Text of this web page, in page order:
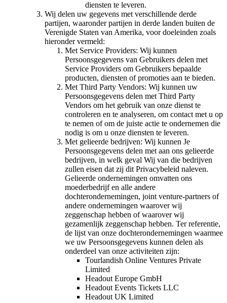
diensten te leveren.
Wij delen uw gegevens met verschillende derde
partijen, waaronder partijen in derde landen buiten de
Verenigde Staten van Amerika, voor doeleinden zoals
hieronder vermeld:
Met Service Providers: Wij kunnen
Persoonsgegevens van Gebruikers delen met
Service Providers om Gebruikers bepaalde
producten, diensten of promoties aan te bieden.
Met Third Party Vendors: Wij kunnen uw
Persoonsgegevens delen met Third Party
Vendors om het gebruik van onze dienst te
controleren en te analyseren, om contact met u op
te nemen of om de juiste actie te ondernemen die
nodig is om u onze diensten te leveren.
Met gelieerde bedrijven: Wij kunnen Je
Persoonsgegevens delen met aan ons gelieerde
bedrijven, in welk geval Wij van die bedrijven
zullen eisen dat zij dit Privacybeleid naleven.
Gelieerde ondernemingen omvatten ons
moederbedrijf en alle andere
dochterondernemingen, joint venture-partners of
andere ondernemingen waarover wij
zeggenschap hebben of waarover wij
gezamenlijk zeggenschap hebben. Ter referentie,
de lijst van onze dochterondernemingen waarmee
we uw Persoonsgegevens kunnen delen als
onderdeel van onze activiteiten zijn:
Tourlandish Online Ventures Private
Limited
Headout Europe GmbH
Headout Events Tickets LLC
Headout UK Limited